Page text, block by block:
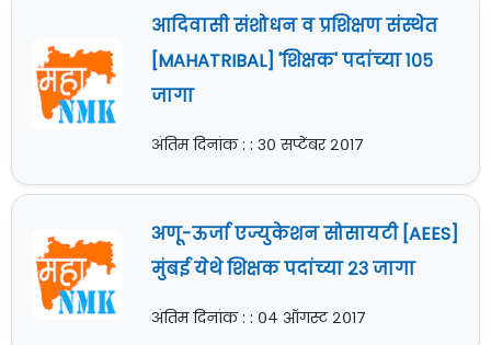
आदिवासी संशोधन व प्रशिक्षण संस्थेत
[MAHATRIBAL] 'शिक्षक' पदांच्या १०५
जागा
अंतिम दिनांक : : ३० सप्टेंबर २०१७
अणू-ऊर्जा एज्युकेशन सोसायटी [AEES]
मुंबई येथे शिक्षक पदांच्या २३ जागा
अंतिम दिनांक : : ०४ ऑगस्ट २०१७